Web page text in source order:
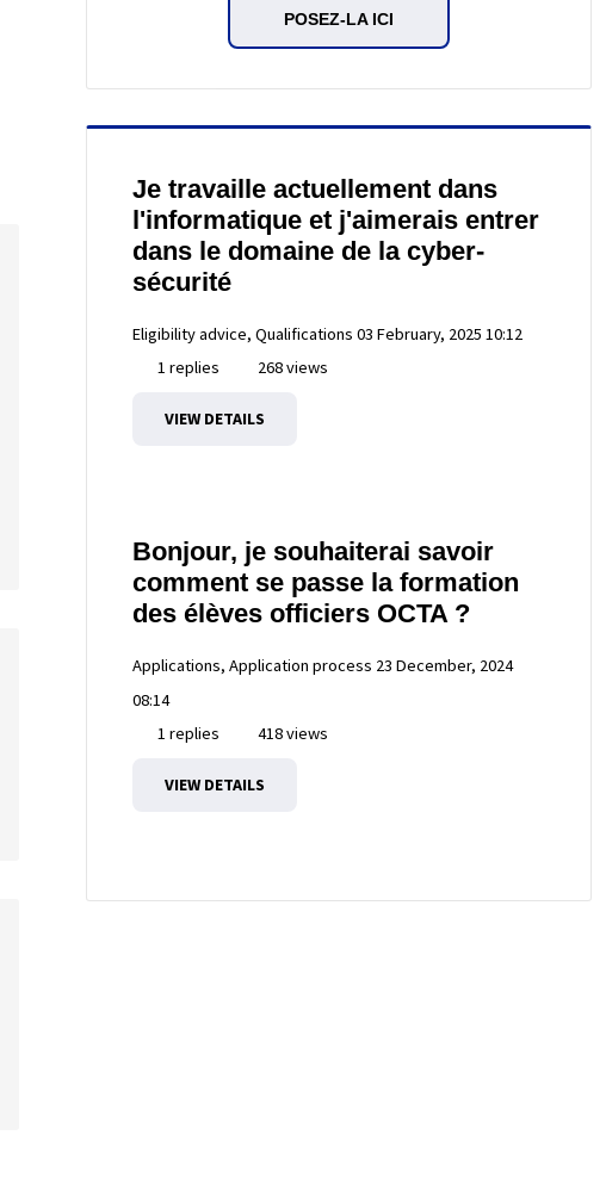
POSEZ-LA ICI
Je travaille actuellement dans
l'informatique et j'aimerais entrer
dans le domaine de la cyber-
sécurité
Eligibility advice, Qualifications 03 February, 2025 10:12
1 replies
268 views
VIEW DETAILS
Bonjour, je souhaiterai savoir
comment se passe la formation
des élèves officiers OCTA ?
Applications, Application process 23 December, 2024
08:14
1 replies
418 views
VIEW DETAILS